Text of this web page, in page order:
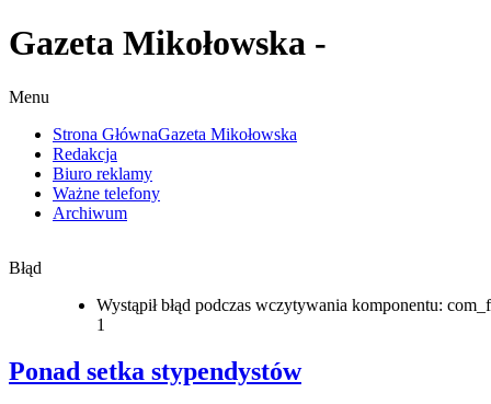
Gazeta Mikołowska -
Menu
Strona GłównaGazeta Mikołowska
Redakcja
Biuro reklamy
Ważne telefony
Archiwum
Błąd
Wystąpił błąd podczas wczytywania komponentu:
1
Ponad setka stypendystów